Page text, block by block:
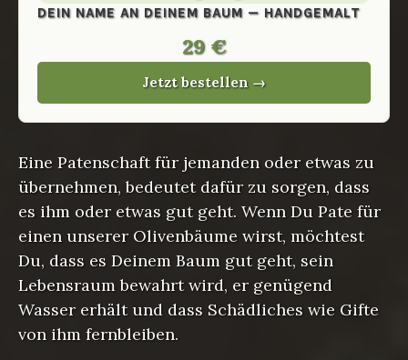
DEIN NAME AN DEINEM BAUM — HANDGEMALT
29 €
Jetzt bestellen →
Eine Patenschaft für jemanden oder etwas zu
übernehmen, bedeutet dafür zu sorgen, dass
es ihm oder etwas gut geht. Wenn Du Pate für
einen unserer Olivenbäume wirst, möchtest
Du, dass es Deinem Baum gut geht, sein
Lebensraum bewahrt wird, er genügend
Wasser erhält und dass Schädliches wie Gifte
von ihm fernbleiben.